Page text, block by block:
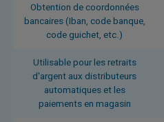
Obtention de coordonnées
bancaires (Iban, code banque,
code guichet, etc.)
Utilisable pour les retraits
d'argent aux distributeurs
automatiques et les
paiements en magasin